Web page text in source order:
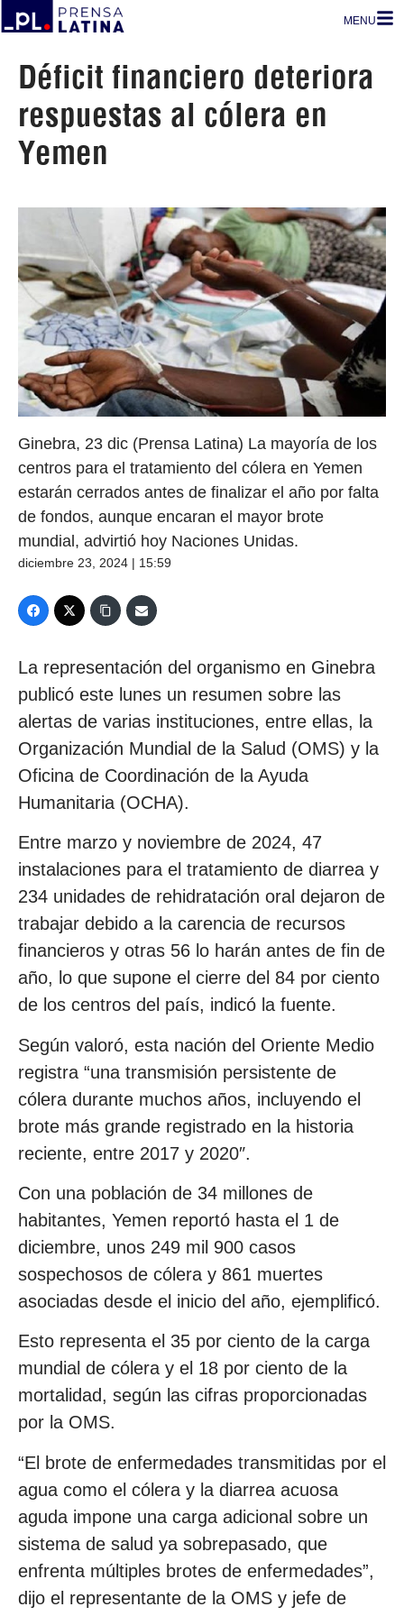
MENU
Déficit financiero deteriora
respuestas al cólera en
Yemen
Ginebra, 23 dic (Prensa Latina) La mayoría de los
centros para el tratamiento del cólera en Yemen
estarán cerrados antes de finalizar el año por falta
de fondos, aunque encaran el mayor brote
mundial, advirtió hoy Naciones Unidas.
diciembre 23, 2024 | 15:59
La representación del organismo en Ginebra
publicó este lunes un resumen sobre las
alertas de varias instituciones, entre ellas, la
Organización Mundial de la Salud (OMS) y la
Oficina de Coordinación de la Ayuda
Humanitaria (OCHA).
Entre marzo y noviembre de 2024, 47
instalaciones para el tratamiento de diarrea y
234 unidades de rehidratación oral dejaron de
trabajar debido a la carencia de recursos
financieros y otras 56 lo harán antes de fin de
año, lo que supone el cierre del 84 por ciento
de los centros del país, indicó la fuente.
Según valoró, esta nación del Oriente Medio
registra “una transmisión persistente de
cólera durante muchos años, incluyendo el
brote más grande registrado en la historia
reciente, entre 2017 y 2020″.
Con una población de 34 millones de
habitantes, Yemen reportó hasta el 1 de
diciembre, unos 249 mil 900 casos
sospechosos de cólera y 861 muertes
asociadas desde el inicio del año, ejemplificó.
Esto representa el 35 por ciento de la carga
mundial de cólera y el 18 por ciento de la
mortalidad, según las cifras proporcionadas
por la OMS.
“El brote de enfermedades transmitidas por el
agua como el cólera y la diarrea acuosa
aguda impone una carga adicional sobre un
sistema de salud ya sobrepasado, que
enfrenta múltiples brotes de enfermedades”,
dijo el representante de la OMS y jefe de